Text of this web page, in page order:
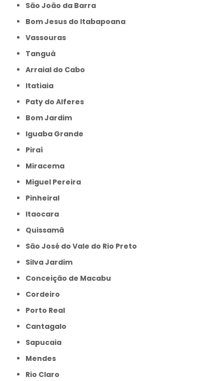
São João da Barra
Bom Jesus do Itabapoana
Vassouras
Tanguá
Arraial do Cabo
Itatiaia
Paty do Alferes
Bom Jardim
Iguaba Grande
Piraí
Miracema
Miguel Pereira
Pinheiral
Itaocara
Quissamã
São José do Vale do Rio Preto
Silva Jardim
Conceição de Macabu
Cordeiro
Porto Real
Cantagalo
Sapucaia
Mendes
Rio Claro